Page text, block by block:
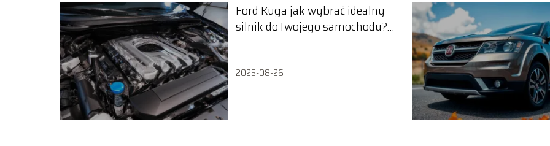
Ford Kuga jak wybrać idealny
silnik do twojego samochodu?
2025-08-26